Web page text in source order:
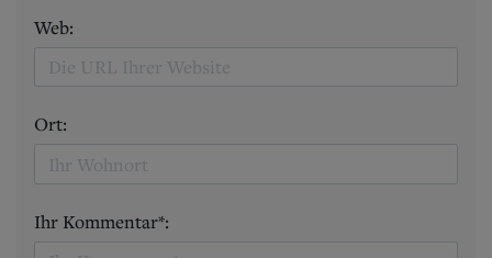
Web:
Ort:
Ihr Kommentar*: